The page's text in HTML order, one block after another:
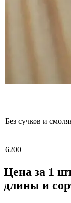
Без сучков и
6200
Цена за 1
длины и